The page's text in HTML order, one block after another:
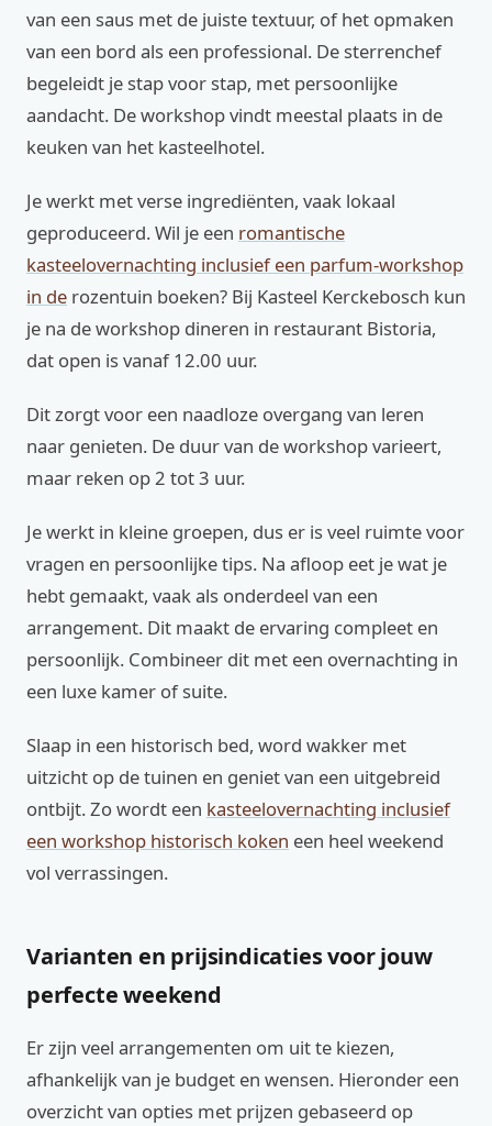
van een saus met de juiste textuur, of het opmaken
van een bord als een professional. De sterrenchef
begeleidt je stap voor stap, met persoonlijke
aandacht. De workshop vindt meestal plaats in de
keuken van het kasteelhotel.
Je werkt met verse ingrediënten, vaak lokaal
geproduceerd. Wil je een romantische
kasteelovernachting inclusief een parfum-workshop
in de rozentuin boeken? Bij Kasteel Kerckebosch kun
je na de workshop dineren in restaurant Bistoria,
dat open is vanaf 12.00 uur.
Dit zorgt voor een naadloze overgang van leren
naar genieten. De duur van de workshop varieert,
maar reken op 2 tot 3 uur.
Je werkt in kleine groepen, dus er is veel ruimte voor
vragen en persoonlijke tips. Na afloop eet je wat je
hebt gemaakt, vaak als onderdeel van een
arrangement. Dit maakt de ervaring compleet en
persoonlijk. Combineer dit met een overnachting in
een luxe kamer of suite.
Slaap in een historisch bed, word wakker met
uitzicht op de tuinen en geniet van een uitgebreid
ontbijt. Zo wordt een kasteelovernachting inclusief
een workshop historisch koken een heel weekend
vol verrassingen.
Varianten en prijsindicaties voor jouw
perfecte weekend
Er zijn veel arrangementen om uit te kiezen,
afhankelijk van je budget en wensen. Hieronder een
overzicht van opties met prijzen gebaseerd op